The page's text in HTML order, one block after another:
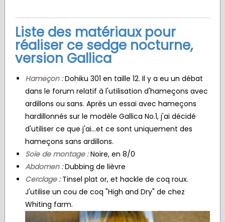
Liste des matériaux pour
réaliser ce sedge nocturne,
version Gallica
Hameçon : Dohiku 301 en taille 12. Il y a eu un débat
dans le forum relatif à l'utilisation d'hameçons avec
ardillons ou sans. Après un essai avec hameçons
hardillonnés sur le modèle Gallica No.1, j'ai décidé
d'utiliser ce que j'ai...et ce sont uniquement des
hameçons sans ardillons.
Soie de montage : Noire, en 8/0
Abdomen : Dubbing de lièvre
Cerclage :Tinsel plat or, et hackle de coq roux.
J'utilise un cou de coq "High and Dry" de chez
Whiting farm.